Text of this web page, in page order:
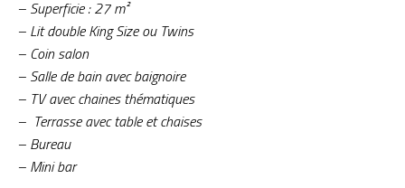
– Superficie : 27 m²
– Lit double King Size ou Twins
– Coin salon
– Salle de bain avec baignoire
– TV avec chaines thématiques
– Terrasse avec table et chaises
– Bureau
– Mini bar